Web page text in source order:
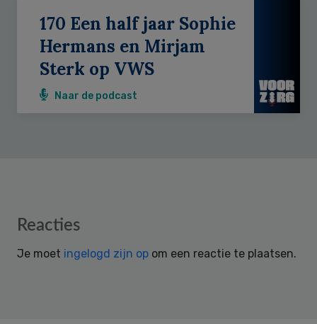
170 Een half jaar Sophie
Hermans en Mirjam
Sterk op VWS
Naar de podcast
Reader
Reacties
Je moet ingelogd zijn op om een reactie te plaatsen.